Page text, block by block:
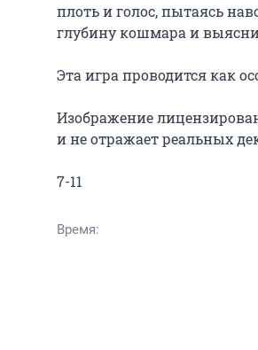
плоть и голос, пытаясь
глубину кошмара и
Эта игра проводится как
Изображение
и не отражает реальных
7-11
Время: